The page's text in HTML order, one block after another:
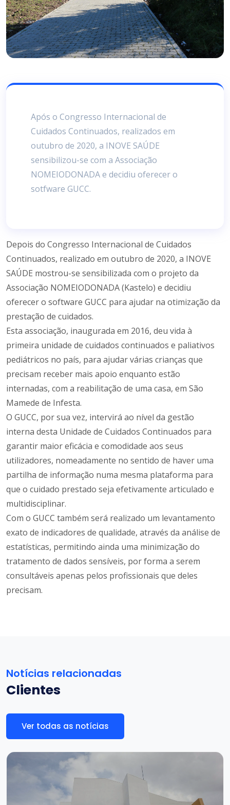
Após o Congresso Internacional de
Cuidados Continuados, realizados em
outubro de 2020, a INOVE SAÚDE
sensibilizou-se com a Associação
NOMEIODONADA e decidiu oferecer o
sotfware GUCC.
Depois do Congresso Internacional de Cuidados
Continuados, realizado em outubro de 2020, a INOVE
SAÚDE mostrou-se sensibilizada com o projeto da
Associação NOMEIODONADA (Kastelo) e decidiu
oferecer o software GUCC para ajudar na otimização da
prestação de cuidados.
Esta associação, inaugurada em 2016, deu vida à
primeira unidade de cuidados continuados e paliativos
pediátricos no país, para ajudar várias crianças que
precisam receber mais apoio enquanto estão
internadas, com a reabilitação de uma casa, em São
Mamede de Infesta.
O GUCC, por sua vez, intervirá ao nível da gestão
interna desta Unidade de Cuidados Continuados para
garantir maior eficácia e comodidade aos seus
utilizadores, nomeadamente no sentido de haver uma
partilha de informação numa mesma plataforma para
que o cuidado prestado seja efetivamente articulado e
multidisciplinar.
Com o GUCC também será realizado um levantamento
exato de indicadores de qualidade, através da análise de
estatísticas, permitindo ainda uma minimização do
tratamento de dados sensíveis, por forma a serem
consultáveis apenas pelos profissionais que deles
precisam.
Notícias relacionadas
Clientes
Ver todas as notícias